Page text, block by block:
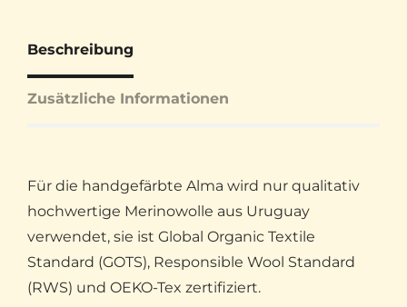
Beschreibung
Zusätzliche Informationen
Für die handgefärbte Alma wird nur qualitativ
hochwertige Merinowolle aus Uruguay
verwendet, sie ist Global Organic Textile
Standard (GOTS), Responsible Wool Standard
(RWS) und OEKO-Tex zertifiziert.